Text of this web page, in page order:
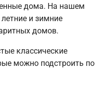
дома. На нашем
и зимние
домов.
классические
можно подстроить по